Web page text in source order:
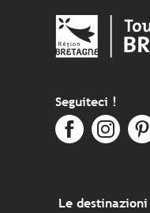
Seguiteci !
Le destinazioni